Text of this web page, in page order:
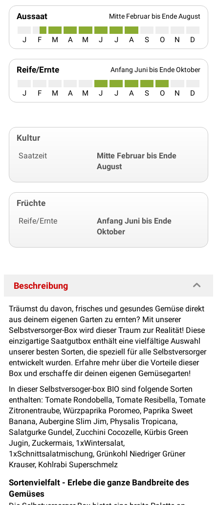
Aussaat Mitte Februar bis Ende August
J F M A M J J A S O N D
Reife/Ernte Anfang Juni bis Ende Oktober
J F M A M J J A S O N D
Kultur
Saatzeit
Mitte Februar bis Ende
August
Früchte
Reife/Ernte
Anfang Juni bis Ende
Oktober
Beschreibung
Träumst du davon, frisches und gesundes Gemüse direkt
aus deinem eigenen Garten zu ernten? Mit unserer
Selbstversorger-Box wird dieser Traum zur Realität! Diese
einzigartige Saatgutbox enthält eine vielfältige Auswahl
unserer besten Sorten, die speziell für alle Selbstversorger
entwickelt wurden. Erfahre mehr über die Vorteile dieser
Box und erschaffe dir deinen eigenen Gemüsegarten!
In dieser Selbstversoger-box BIO sind folgende Sorten
enthalten: Tomate Rondobella, Tomate Resibella, Tomate
Zitronentraube, Würzpaprika Poromeo, Paprika Sweet
Banana, Aubergine Slim Jim, Physalis Tropicana,
Salatgurke Gundel, Zucchini Cocozelle, Kürbis Green
Jugin, Zuckermais, 1xWintersalat,
1xSchnittsalatmischung, Grünkohl Niedriger Grüner
Krauser, Kohlrabi Superschmelz
Sortenvielfalt - Erlebe die ganze Bandbreite des
Gemüses